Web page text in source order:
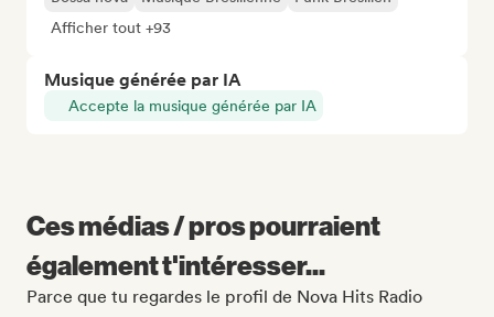
Afficher tout +93
Musique générée par IA
Accepte la musique générée par IA
Ces médias / pros pourraient
également t'intéresser...
Parce que tu regardes le profil de Nova Hits Radio